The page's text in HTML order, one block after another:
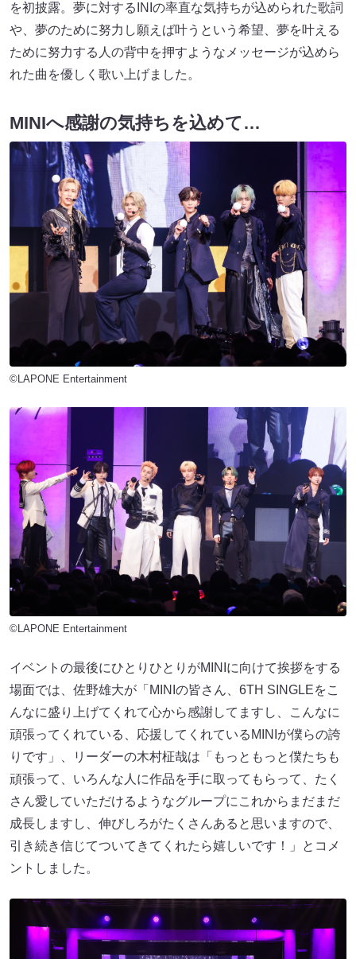
を初披露。夢に対するINIの率直な気持ちが込められた歌詞
や、夢のために努力し願えば叶うという希望、夢を叶える
ために努力する人の背中を押すようなメッセージが込めら
れた曲を優しく歌い上げました。
MINIへ感謝の気持ちを込めて…
©LAPONE Entertainment
©LAPONE Entertainment
イベントの最後にひとりひとりがMINIに向けて挨拶をする
場面では、佐野雄大が「MINIの皆さん、6TH SINGLEをこ
んなに盛り上げてくれて心から感謝してますし、こんなに
頑張ってくれている、応援してくれているMINIが僕らの誇
りです」、リーダーの木村柾哉は「もっともっと僕たちも
頑張って、いろんな人に作品を手に取ってもらって、たく
さん愛していただけるようなグループにこれからまだまだ
成長しますし、伸びしろがたくさんあると思いますので、
引き続き信じてついてきてくれたら嬉しいです！」とコメ
ントしました。